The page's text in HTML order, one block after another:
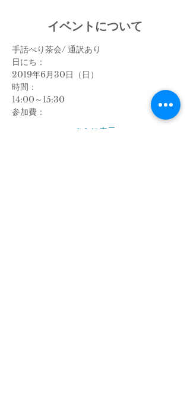
イベントについて
手話べり茶会/ 通訳あり
日にち：
2019年6月30日（日）
時間：
14:00～15:30
参加費：
さらに表示